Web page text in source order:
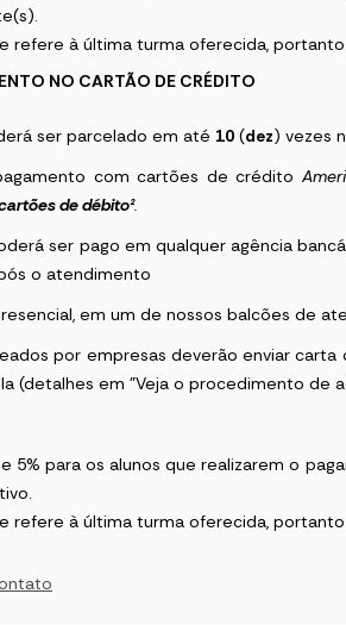
refere à última turma oferecida,
NO CARTÃO DE CRÉDITO
ser parcelado em até 10 (dez) vezes
com cartões de crédito
de débito².
ser pago em qualquer agência
o atendimento
em um de nossos balcões de
por empresas deverão enviar
(detalhes em "Veja o procedimento de
5% para os alunos que realizarem o
refere à última turma oferecida,